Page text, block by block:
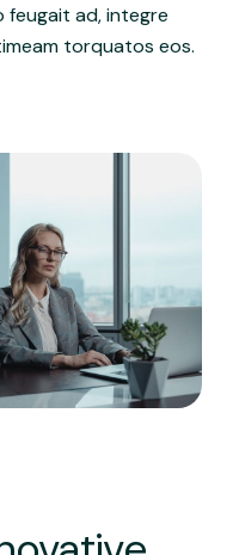
feugait ad, integre
torquatos eos.